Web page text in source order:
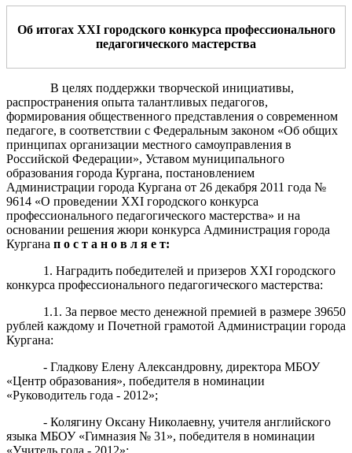
Об итогах XXI городского конкурса профессионального
педагогического мастерства
В целях поддержки творческой инициативы,
распространения опыта талантливых педагогов,
формирования общественного представления о современном
педагоге, в соответствии с Федеральным законом «Об общих
принципах организации местного самоуправления в
Российской Федерации», Уставом муниципального
образования города Кургана, постановлением
Администрации города Кургана от 26 декабря 2011 года №
9614 «О проведении XXI городского конкурса
профессионального педагогического мастерства» и на
основании решения жюри конкурса Администрация города
Кургана п о с т а н о в л я е т:
1. Наградить победителей и призеров XXI городского
конкурса профессионального педагогического мастерства:
1.1. За первое место денежной премией в размере 39650
рублей каждому и Почетной грамотой Администрации города
Кургана:
- Гладкову Елену Александровну, директора МБОУ
«Центр образования», победителя в номинации
«Руководитель года - 2012»;
- Колягину Оксану Николаевну, учителя английского
языка МБОУ «Гимназия № 31», победителя в номинации
«Учитель года - 2012»;